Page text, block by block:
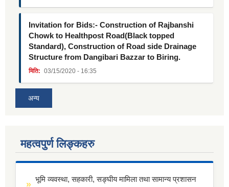
Invitation for Bids:- Construction of Rajbanshi
Chowk to Healthpost Road(Black topped
Standard), Construction of Road side Drainage
Structure from Dangibari Bazzar to Biring.
मिति: 03/15/2020 - 16:35
अन्य
महत्वपुर्ण लिङ्कहरु
भूमि व्यवस्था, सहकारी, सङ्घीय मामिला तथा सामान्य प्रशासन